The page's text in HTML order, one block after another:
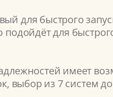
для быстрого
для
имеет
выбор из 7 систем